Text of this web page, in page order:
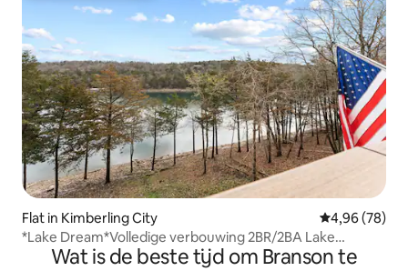
Flat in Kimberling City Gemiddelde
4,96 (78)
*Lake Dream*Volledige verbouwing 2BR/2BA Lake
Front&View!
Wat is de beste tijd om Branson te